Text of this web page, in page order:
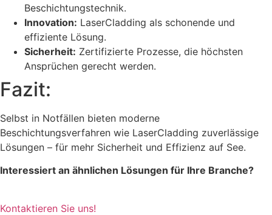
Beschichtungstechnik.
Innovation: LaserCladding als schonende und
effiziente Lösung.
Sicherheit: Zertifizierte Prozesse, die höchsten
Ansprüchen gerecht werden.
Fazit:
Selbst in Notfällen bieten moderne
Beschichtungsverfahren wie LaserCladding zuverlässige
Lösungen – für mehr Sicherheit und Effizienz auf See.
Interessiert an ähnlichen Lösungen für Ihre Branche?
Kontaktieren Sie uns!